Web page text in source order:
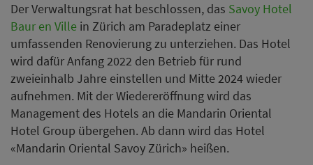
Der Verwaltungsrat hat beschlossen, das Savoy Hotel
Baur en Ville in Zürich am Paradeplatz einer
umfassenden Renovierung zu unterziehen. Das Hotel
wird dafür Anfang 2022 den Betrieb für rund
zweieinhalb Jahre einstellen und Mitte 2024 wieder
aufnehmen. Mit der Wiedereröffnung wird das
Management des Hotels an die Mandarin Oriental
Hotel Group übergehen. Ab dann wird das Hotel
«Mandarin Oriental Savoy Zürich» heißen.